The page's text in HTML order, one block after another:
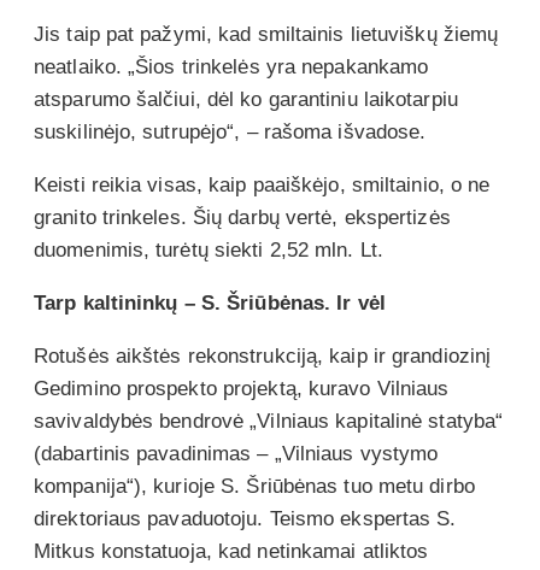
Jis taip pat pažymi, kad smiltainis lietuviškų žiemų
neatlaiko. „Šios trinkelės yra nepakankamo
atsparumo šalčiui, dėl ko garantiniu laikotarpiu
suskilinėjo, sutrupėjo“, – rašoma išvadose.
Keisti reikia visas, kaip paaiškėjo, smiltainio, o ne
granito trinkeles. Šių darbų vertė, ekspertizės
duomenimis, turėtų siekti 2,52 mln. Lt.
Tarp kaltininkų – S. Šriūbėnas. Ir vėl
Rotušės aikštės rekonstrukciją, kaip ir grandiozinį
Gedimino prospekto projektą, kuravo Vilniaus
savivaldybės bendrovė „Vilniaus kapitalinė statyba“
(dabartinis pavadinimas – „Vilniaus vystymo
kompanija“), kurioje S. Šriūbėnas tuo metu dirbo
direktoriaus pavaduotoju. Teismo ekspertas S.
Mitkus konstatuoja, kad netinkamai atliktos